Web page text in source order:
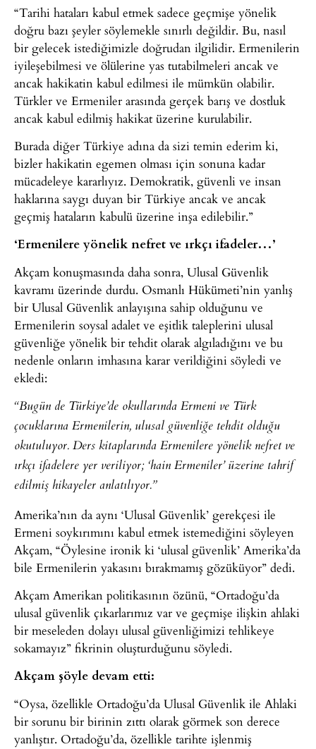
“Tarihi hataları kabul etmek sadece geçmişe yönelik
doğru bazı şeyler söylemekle sınırlı değildir. Bu, nasıl
bir gelecek istediğimizle doğrudan ilgilidir. Ermenilerin
iyileşebilmesi ve ölülerine yas tutabilmeleri ancak ve
ancak hakikatin kabul edilmesi ile mümkün olabilir.
Türkler ve Ermeniler arasında gerçek barış ve dostluk
ancak kabul edilmiş hakikat üzerine kurulabilir.
Burada diğer Türkiye adına da sizi temin ederim ki,
bizler hakikatin egemen olması için sonuna kadar
mücadeleye kararlıyız. Demokratik, güvenli ve insan
haklarına saygı duyan bir Türkiye ancak ve ancak
geçmiş hataların kabulü üzerine inşa edilebilir.”
‘Ermenilere yönelik nefret ve ırkçı ifadeler…’
Akçam konuşmasında daha sonra, Ulusal Güvenlik
kavramı üzerinde durdu. Osmanlı Hükümeti’nin yanlış
bir Ulusal Güvenlik anlayışına sahip olduğunu ve
Ermenilerin soysal adalet ve eşitlik taleplerini ulusal
güvenliğe yönelik bir tehdit olarak algıladığını ve bu
nedenle onların imhasına karar verildiğini söyledi ve
ekledi:
“Bugün de Türkiye’de okullarında Ermeni ve Türk
çocuklarına Ermenilerin, ulusal güvenliğe tehdit olduğu
okutuluyor. Ders kitaplarında Ermenilere yönelik nefret ve
ırkçı ifadelere yer veriliyor; ‘hain Ermeniler’ üzerine tahrif
edilmiş hikayeler anlatılıyor.”
Amerika’nın da aynı ‘Ulusal Güvenlik’ gerekçesi ile
Ermeni soykırımını kabul etmek istemediğini söyleyen
Akçam, “Öylesine ironik ki ‘ulusal güvenlik’ Amerika’da
bile Ermenilerin yakasını bırakmamış gözüküyor” dedi.
Akçam Amerikan politikasının özünü, “Ortadoğu’da
ulusal güvenlik çıkarlarımız var ve geçmişe ilişkin ahlaki
bir meseleden dolayı ulusal güvenliğimizi tehlikeye
sokamayız” fikrinin oluşturduğunu söyledi.
Akçam şöyle devam etti:
“Oysa, özellikle Ortadoğu’da Ulusal Güvenlik ile Ahlaki
bir sorunu bir birinin zıttı olarak görmek son derece
yanlıştır. Ortadoğu’da, özellikle tarihte işlenmiş